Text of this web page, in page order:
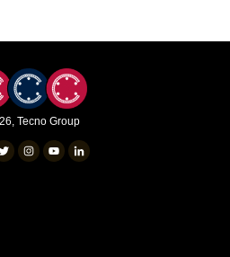
, Tecno Group